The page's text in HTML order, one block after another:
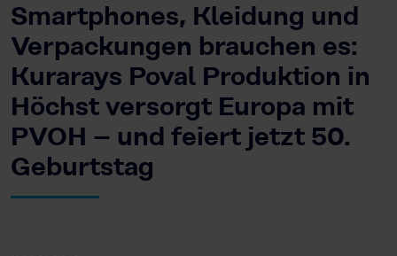
Smartphones, Kleidung und
Verpackungen brauchen es:
Kurarays Poval Produktion in
Höchst versorgt Europa mit
PVOH – und feiert jetzt 50.
Geburtstag